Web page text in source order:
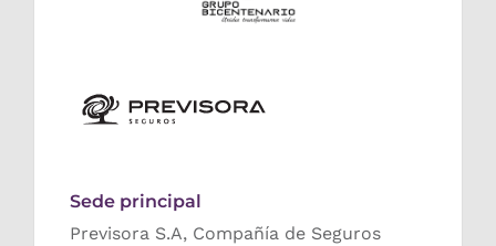
Sede principal
Previsora S.A, Compañía de Seguros